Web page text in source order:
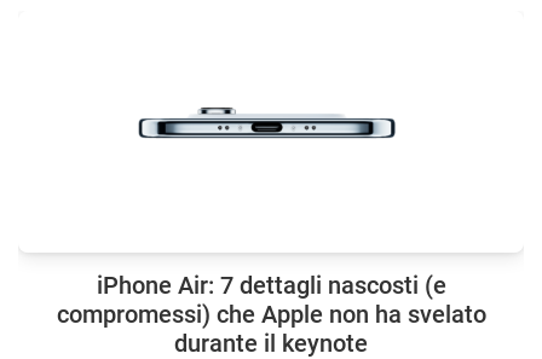
iPhone Air: 7 dettagli nascosti (e
compromessi) che Apple non ha svelato
durante il keynote